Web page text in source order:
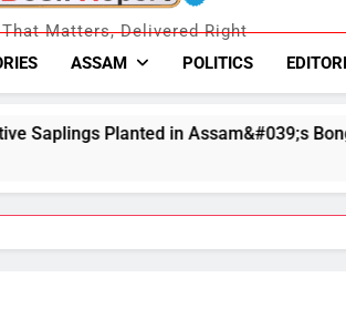
Desk
Matters, Delivered Right
ASSAM POLITICS
Bongaigaon to Restore